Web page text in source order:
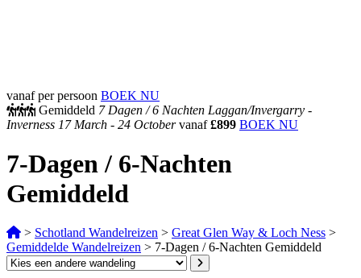
vanaf per persoon BOEK NU
Gemiddeld 7 Dagen /6 Nachten Laggan/Invergarry -
Inverness 17 March - 24 Octobervanaf£899 BOEK NU
7-Dagen / 6-Nachten
Gemiddeld
> Schotland Wandelreizen > Great Glen Way & Loch Ness >
Gemiddelde Wandelreizen > 7-Dagen / 6-Nachten Gemiddeld